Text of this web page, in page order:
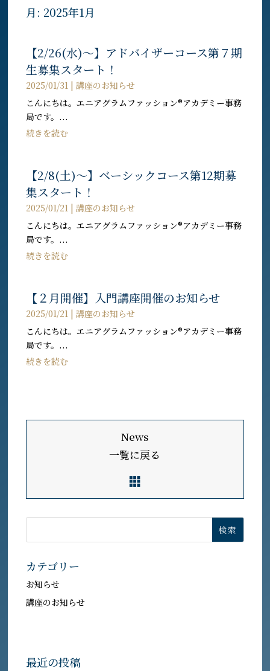
月: 2025年1月
【2/26(水)〜】アドバイザーコース第７期
生募集スタート！
2025/01/31 |講座のお知らせ
こんにちは。エニアグラムファッション®︎アカデミー事務
局です。...
続きを読む
【2/8(土)〜】ベーシックコース第12期募
集スタート！
2025/01/21 |講座のお知らせ
こんにちは。エニアグラムファッション®︎アカデミー事務
局です。...
続きを読む
【２月開催】入門講座開催のお知らせ
2025/01/21 |講座のお知らせ
こんにちは。エニアグラムファッション®︎アカデミー事務
局です。...
続きを読む
News
一覧に戻る
カテゴリー
お知らせ
講座のお知らせ
最近の投稿